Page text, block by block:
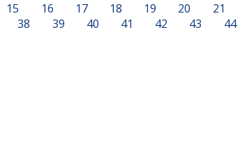
15 16 17 18 19 20 21
38 39 40 41 42 43 44